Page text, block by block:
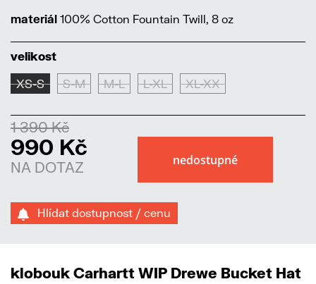
materiál 100% Cotton Fountain Twill, 8 oz
velikost
XS-S S-M M-L L-XL XL-XX
1 390 Kč
990 Kč
NA DOTAZ
Hlídat dostupnost / cenu
klobouk Carhartt WIP Drewe Bucket Hat